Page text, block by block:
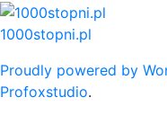
Skip
to
1000stopni.pl
Proudly powered by
Profoxstudio.